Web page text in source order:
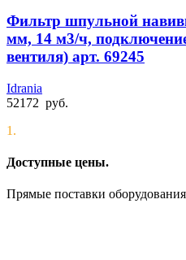
Фильтр шпульной
мм, 14 м3/ч, подключение
вентиля) арт. 69245
Idrania
52172 руб.
1.
Доступные цены.
Прямые поставки